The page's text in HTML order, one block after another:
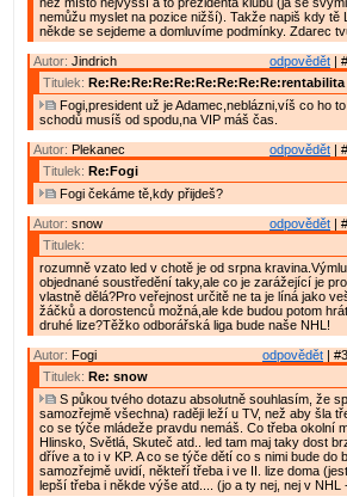
nemůžu myslet na pozice nižší). Takže napiš kdy tě
někde se sejdeme a domluvíme podmínky. Zdarec
odpovědět |
Autor: Jindrich
Titulek: Re:Re:Re:Re:Re:Re:Re:Re:Re:rentabilita
Fogi,president už je Adamec,neblázni,víš co ho
schodů musíš od spodu,na VIP máš čas.
odpovědět |
Autor: Plekanec
Titulek: Re:Fogi
Fogi čekáme tě,kdy přijdeš?
odpovědět |
Autor: snow
Titulek:
rozumně vzato led v chotě je od srpna
objednané soustředění taky,ale co je zarážející je
vlastně dělá?Pro veřejnost určitě ne ta je líná jako
žáčků a dorostenců možná,ale kde budou potom
druhé lize?Těžko odborářská liga bude naše NHL!
odpovědět |
Autor: Fogi
Titulek: Re: snow
S půkou tvého dotazu absolutně souhlasím, že
samozřejmě všechna) raději leží u TV, než aby šla
co se týče mládeže pravdu nemáš. Co třeba okolní
Hlinsko, Světlá, Skuteč atd.. led tam maj taky dost
dříve a to i v KP. A co se týče dětí co s nimi bude do
samozřejmě uvidí, někteří třeba i ve II. lize doma
lepší třeba i někde výše atd.... (jo a ty nej, nej v NHL